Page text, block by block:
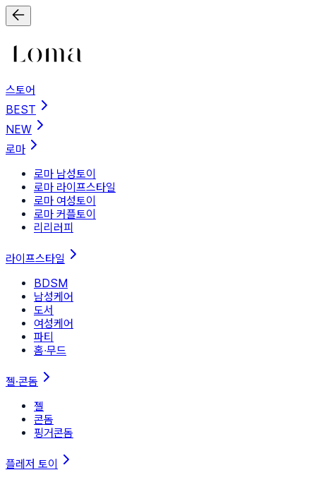
스토어
BEST
NEW
로마
로마 남성토이
로마 라이프스타일
로마 여성토이
로마 커플토이
리리러피
라이프스타일
BDSM
남성케어
도서
여성케어
파티
홈∙무드
젤·콘돔
젤
콘돔
핑거콘돔
플레저 토이